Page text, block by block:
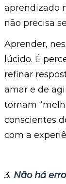
aprendizado
não precisa
Aprender,
lúcido. É
refinar
amar e de
tornam
conscientes
com a
3. Não há